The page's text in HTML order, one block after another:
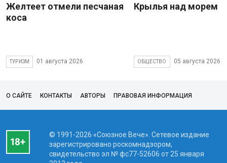
Желтеет отмели песчаная
коса
ТУРИЗМ 01 августа 2026
Крылья над морем
ОБЩЕСТВО 05 августа 2026
О САЙТЕ КОНТАКТЫ АВТОРЫ ПРАВОВАЯ ИНФОРМАЦИЯ
© 1991-2026 «Союзное Вече». Сетевое издание
зарегистрировано роскомнадзором,
свидетельство эл № фc77-52606 от 25 января